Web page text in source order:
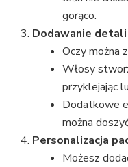
gorąco.
Dodawanie detali
Oczy można
Włosy
przyklejając
Dodatkowe
można
Personalizacja
Możesz